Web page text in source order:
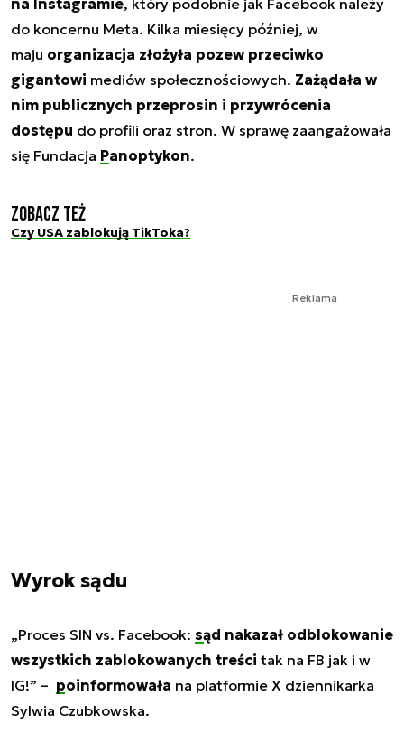
na Instagramie, który podobnie jak Facebook należy
do koncernu Meta. Kilka miesięcy później, w
maju organizacja złożyła pozew przeciwko
gigantowi mediów społecznościowych. Zażądała w
nim publicznych przeprosin i przywrócenia
dostępu do profili oraz stron. W sprawę zaangażowała
się Fundacja Panoptykon.
Zobacz też
Czy USA zablokują TikToka?
Reklama
Wyrok sądu
„Proces SIN vs. Facebook: sąd nakazał odblokowanie
wszystkich zablokowanych treści tak na FB jak i w
IG!” – poinformowała na platformie X dziennikarka
Sylwia Czubkowska.